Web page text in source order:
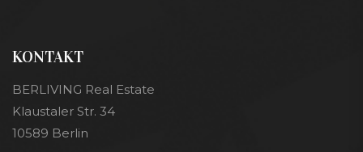
KONTAKT
BERLIVING Real Estate
Klaustaler Str. 34
10589 Berlin